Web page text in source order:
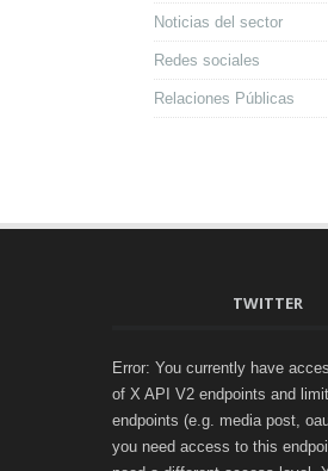
Noticias del sector
Redes sociales
Relaciones Públicas
TWITTER
Error: You currently have
of X API V2 endpoints and
endpoints (e.g. media post,
you need access to this